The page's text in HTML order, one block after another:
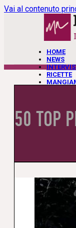
Vai al contenuto
HOME
NEWS
RICETTE
CHI
50 TOP